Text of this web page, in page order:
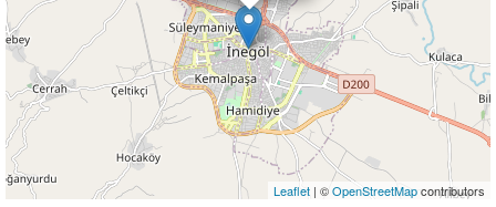
Leaflet | ©OpenStreetMapcontributors